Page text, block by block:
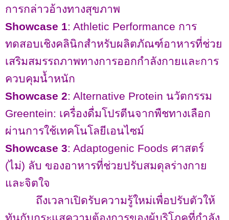
การกล่าวอ้างทางสุขภาพ
Showcase 1: Athletic Performance การ
ทดสอบเชิงคลินิกสำหรับผลิตภัณฑ์อาหารที่ช่วย
เสริมสมรรถภาพทางการออกกำลังกายและการ
ควบคุมน้ำหนัก
Showcase 2: Alternative Protein นวัตกรรม
Greentein: เครื่องดื่มโปรตีนจากพืชทางเลือก
ผ่านการใช้เทคโนโลยีเอนไซม์
Showcase 3: Adaptogenic Foods ศาสตร์
(ไม่) ลับ ของอาหารที่ช่วยปรับสมดุลร่างกาย
และจิตใจ
ถึงเวลาเปิดรับความรู้ใหม่เพื่อปรับตัวให้